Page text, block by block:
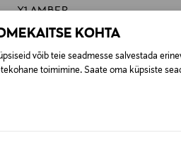
KOHTA
võib teie seadmesse salvestada
toimimine. Saate oma küpsiste
Y1 AMBER
ITAALIA
9336171
Bassetti S.p.A., Via